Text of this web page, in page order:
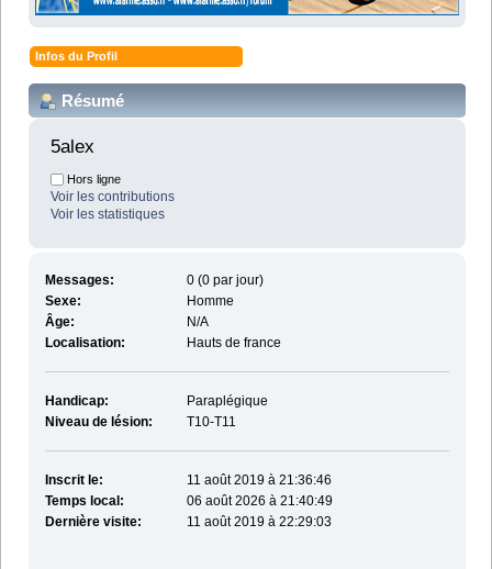
Infos du Profil
Résumé
5alex
Hors ligne
Voir les contributions
Voir les statistiques
Messages:
0 (0 par jour)
Sexe:
Homme
Âge:
N/A
Localisation:
Hauts de france
Handicap:
Paraplégique
Niveau de lésion:
T10-T11
Inscrit le:
11 août 2019 à 21:36:46
Temps local:
06 août 2026 à 21:40:49
Dernière visite:
11 août 2019 à 22:29:03